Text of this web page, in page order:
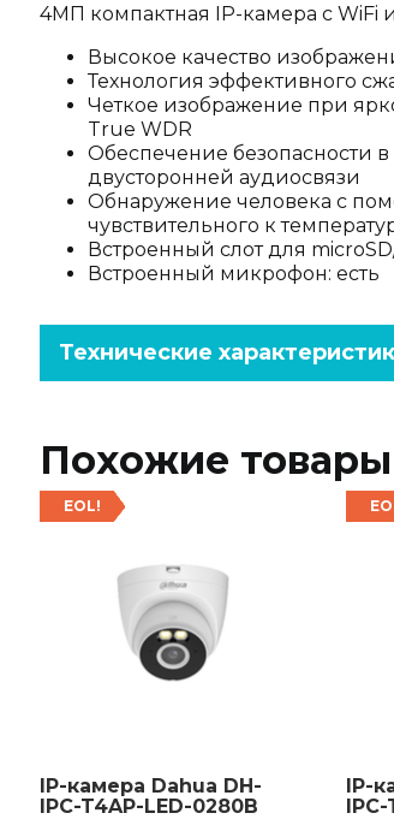
4МП компактная IP-камера с WiFi
Высокое качество
Технология эффективного
Четкое изображение при
True WDR
Обеспечение безопасности
двусторонней аудиосвязи
Обнаружение человека с
чувствительного к
Встроенный слот для
Встроенный микрофон: есть
Технические
Похожие товары
EOL!
IP-камера Dahua DH-
IPC-T4AP-LED-0280B
IP-